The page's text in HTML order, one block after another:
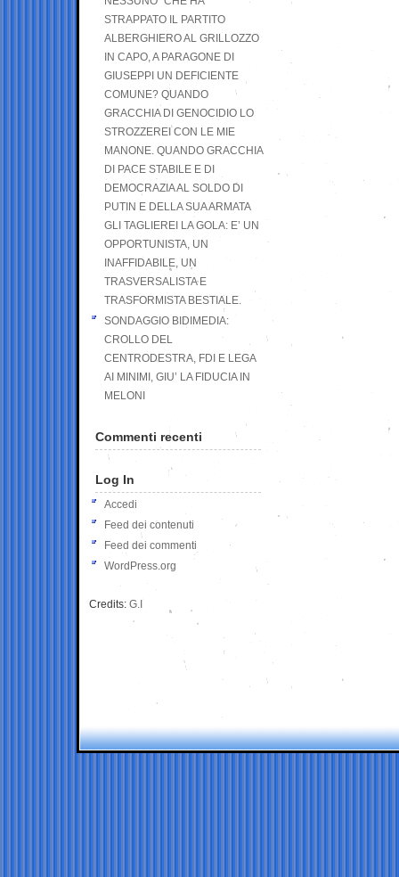
STRAPPATO IL PARTITO
ALBERGHIERO AL GRILLOZZO
IN CAPO, A PARAGONE DI
GIUSEPPI UN DEFICIENTE
COMUNE? QUANDO
GRACCHIA DI GENOCIDIO LO
STROZZEREI CON LE MIE
MANONE. QUANDO GRACCHIA
DI PACE STABILE E DI
DEMOCRAZIA AL SOLDO DI
PUTIN E DELLA SUA ARMATA
GLI TAGLIEREI LA GOLA: E’ UN
OPPORTUNISTA, UN
INAFFIDABILE, UN
TRASVERSALISTA E
TRASFORMISTA BESTIALE.
SONDAGGIO BIDIMEDIA:
CROLLO DEL
CENTRODESTRA, FDI E LEGA
AI MINIMI, GIU’ LA FIDUCIA IN
MELONI
Commenti recenti
Log In
Accedi
Feed dei contenuti
Feed dei commenti
WordPress.org
Credits: G.I